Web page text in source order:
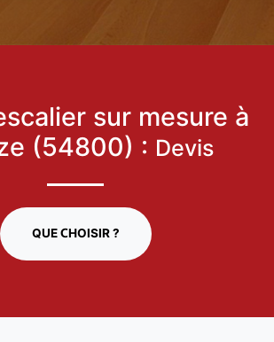
sur mesure à
(54800) : Devis
QUE CHOISIR ?